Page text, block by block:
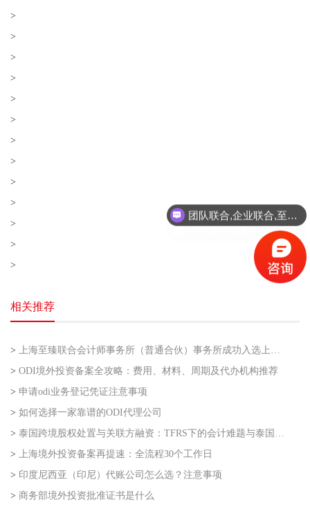
>
>
>
>
>
>
>
>
>
>
>
>
>
相关推荐
> 上海至臻联合会计师事务所（普通合伙）事务所成功入选上海市企业走出去专业服务联盟第二批
> ODI境外投资备案全攻略：费用、材料、周期及代办机构推荐
> 申请odi业务登记凭证注意事项
> 如何选择一家靠谱的ODI代理公司
> 泰国跨境股权处置与关联方融资：TFRS下的会计难题与泰国利得税的“资本与收益”之争
> 上海境外投资备案再提速：全流程30个工作日
> 印度尼西亚（印尼）代账公司怎么选？注意事项
> 商务部境外投资批准证书是什么
专业及可信赖、国际化、高性价比、顾客至上！